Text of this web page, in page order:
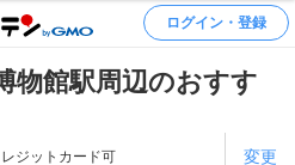
ログイン・登録
物館駅周辺のおすす
ジットカード可 変更